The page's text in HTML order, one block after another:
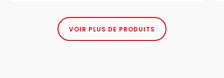
VOIR PLUS DE PRODUITS